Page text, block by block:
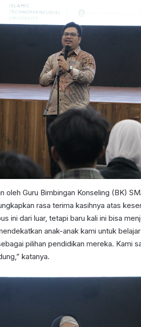
oleh Guru Bimbingan Konseling (BK)
rasa terima kasihnya atas
ini dari luar, tetapi baru kali ini bisa
anak-anak kami untuk
pilihan pendidikan mereka. Kami
katanya.